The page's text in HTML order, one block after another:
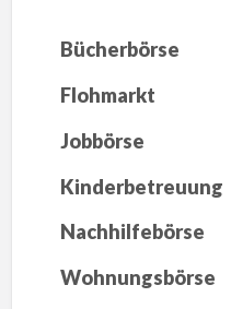
Bücherbörse
Flohmarkt
Jobbörse
Kinderbetreuung
Nachhilfebörse
Wohnungsbörse